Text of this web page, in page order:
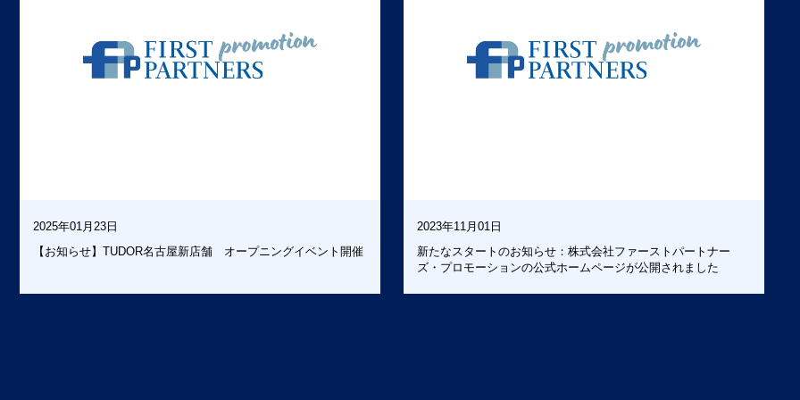
2025年01月23日
【お知らせ】TUDOR名古屋新店舗 オープニングイベント開催
2023年11月01日
新たなスタートのお知らせ：株式会社ファーストパートナー
ズ・プロモーションの公式ホームページが公開されました